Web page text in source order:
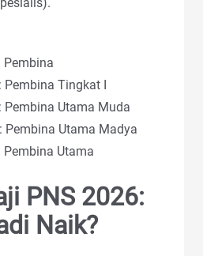
Pembina
Tingkat I
Pembina Utama Muda
Pembina Utama Madya
Pembina Utama
PNS 2026:
Naik?